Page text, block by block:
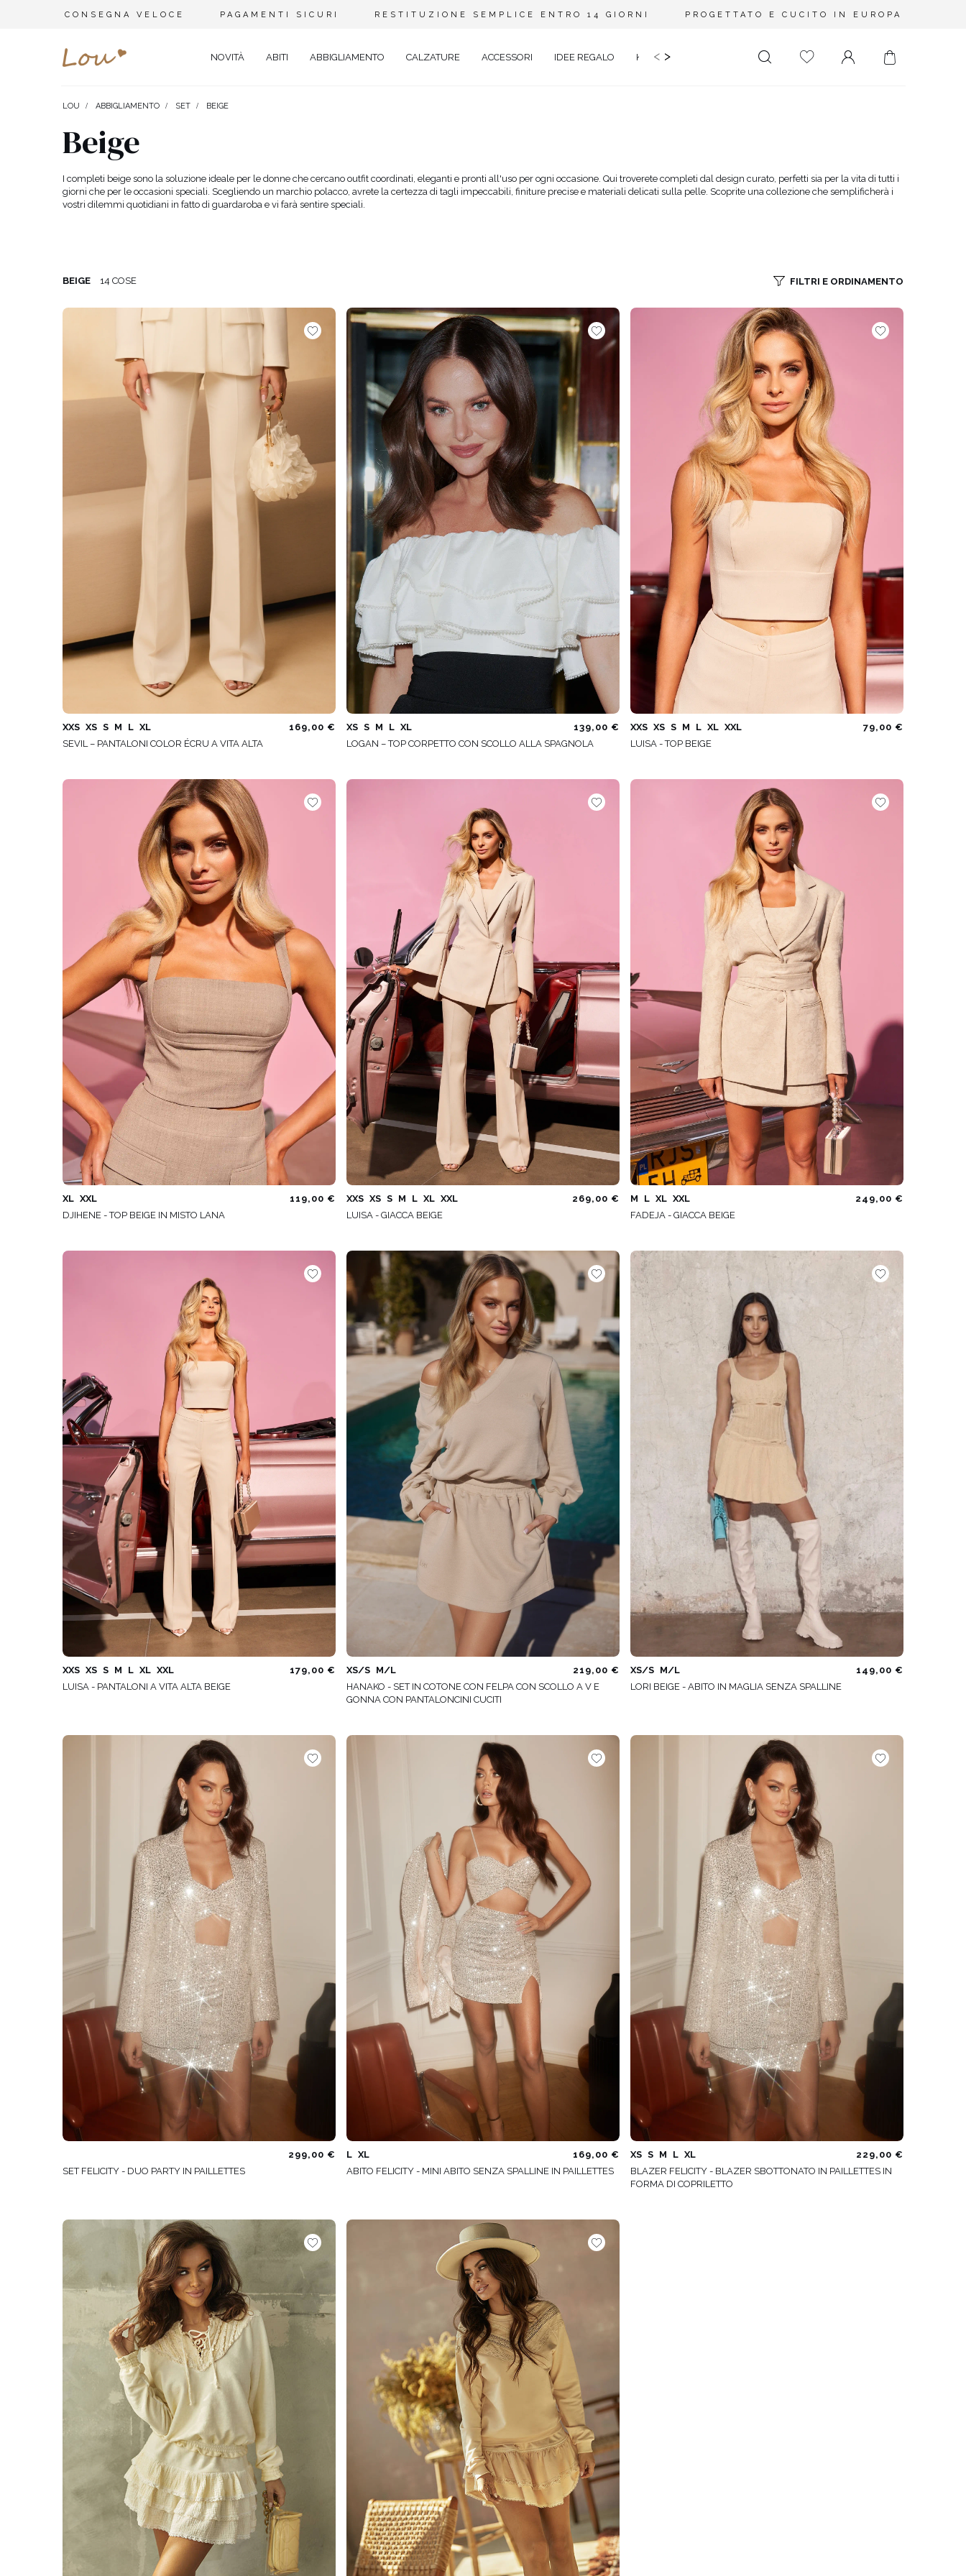
CONSEGNA VELOCE PAGAMENTI SICURI RESTITUZIONE SEMPLICE ENTRO 14 GIORNI PROGETTATO E CUCITO IN EUROPA
NOVITÀ ABITI
SPOSA
BATTESIMO
SCOLASTICO
ELEGANTE
SERA
SVASATO
BOHO
CON PAILLETTES
MIDI
MAXI
SULLA SCHIENA
ASIMMETRICO
STAGIONE / TESSUTO
PRIMAVERA
AUTUNNO
MANICHE / SPALLINE
CON MANICHE
LUNGHE
CON MANICHE CORTE
SENZA SPALLINE
CATEGORIE POPOLARI
PER IL MATRIMONIO
NOVITÀ
ALTRO
SCOPRI LE NOVITÀ
VEDI TUTTO
ABBIGLIAMENTO
MAGLIETTE
GONNE
VEDI TUTTO
CALZATURE ACCESSORI
CINTURE
GIOIELLI
VEDI TUTTO
IDEE REGALO KIDS PLUS SIZE
< >
LOU ABBIGLIAMENTO SET BEIGE
Beige
I completi beige sono la soluzione ideale per le donne che cercano outfit coordinati, eleganti e pronti all'uso per ogni occasione. Qui troverete completi dal design curato, perfetti sia per la vita di tutti i
giorni che per le occasioni speciali. Scegliendo un marchio polacco, avrete la certezza di tagli impeccabili, finiture precise e materiali delicati sulla pelle. Scoprite una collezione che semplificherà i
vostri dilemmi quotidiani in fatto di guardaroba e vi farà sentire speciali.
BEIGE 14 COSE FILTRI E ORDINAMENTO
XXS XS S M L XL
169,00 €
SEVIL – PANTALONI COLOR ÉCRU A VITA ALTA
XS S M L XL
139,00 €
LOGAN – TOP CORPETTO CON SCOLLO ALLA SPAGNOLA
XXS XS S M L XL XXL
79,00 €
LUISA - TOP BEIGE
XL XXL
119,00 €
DJIHENE - TOP BEIGE IN MISTO LANA
XXS XS S M L XL XXL
269,00 €
LUISA - GIACCA BEIGE
M L XL XXL
249,00 €
FADEJA - GIACCA BEIGE
XXS XS S M L XL XXL
179,00 €
LUISA - PANTALONI A VITA ALTA BEIGE
XS/S M/L
219,00 €
HANAKO - SET IN COTONE CON FELPA CON SCOLLO A V E
GONNA CON PANTALONCINI CUCITI
XS/S M/L
149,00 €
LORI BEIGE - ABITO IN MAGLIA SENZA SPALLINE
299,00 €
SET FELICITY - DUO PARTY IN PAILLETTES
L XL
169,00 €
ABITO FELICITY - MINI ABITO SENZA SPALLINE IN PAILLETTES
XS S M L XL
229,00 €
BLAZER FELICITY - BLAZER SBOTTONATO IN PAILLETTES IN
FORMA DI COPRILETTO